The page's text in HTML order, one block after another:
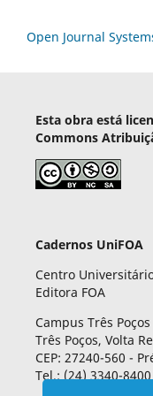
Open Journal
Esta obra está
Commons
Cadernos UniFOA
Centro
Editora FOA
Campus Três
Três Poços, Volta
CEP: 27240-560 -
Tel.: (24) 3340-